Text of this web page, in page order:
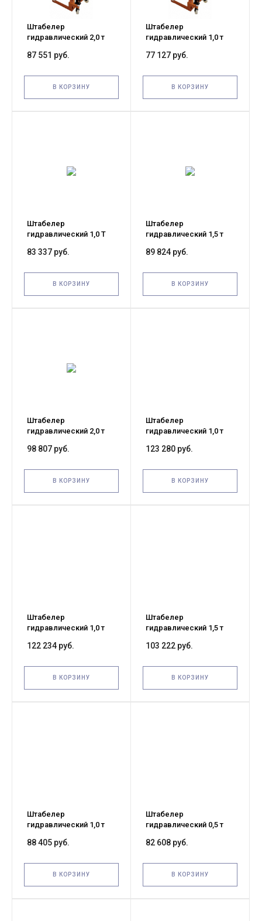
Штабелер
гидравлический 2,0 т
87 551 руб.
В КОРЗИНУ
Штабелер
гидравлический 1,0 т
77 127 руб.
В КОРЗИНУ
Штабелер
гидравлический 1,0 Т
83 337 руб.
В КОРЗИНУ
Штабелер
гидравлический 1,5 т
89 824 руб.
В КОРЗИНУ
Штабелер
гидравлический 2,0 т
98 807 руб.
В КОРЗИНУ
Штабелер
гидравлический 1,0 т
123 280 руб.
В КОРЗИНУ
Штабелер
гидравлический 1,0 т
122 234 руб.
В КОРЗИНУ
Штабелер
гидравлический 1,5 т
103 222 руб.
В КОРЗИНУ
Штабелер
гидравлический 1,0 т
88 405 руб.
В КОРЗИНУ
Штабелер
гидравлический 0,5 т
82 608 руб.
В КОРЗИНУ